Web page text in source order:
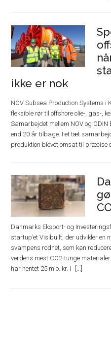
ikke er nok
NOV Subsea Production Systems
fleksible rør til offshore olie-, gas-,
Samarbejdet mellem NOV og
end 20 år tilbage. I et tæt
produktion blevet omsat til præcise
Danmarks Eksport- og
startup’et Visibuilt, der udvikler en
svampens rodnet, som kan
verdens mest CO2-tunge
har hentet 25 mio. kr. i